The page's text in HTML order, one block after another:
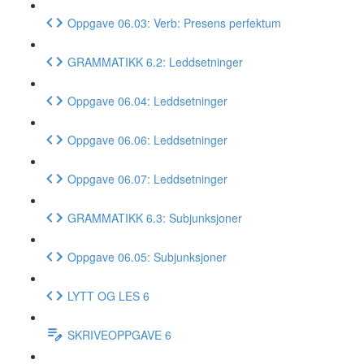
Oppgave 06.03: Verb: Presens perfektum
GRAMMATIKK 6.2: Leddsetninger
Oppgave 06.04: Leddsetninger
Oppgave 06.06: Leddsetninger
Oppgave 06.07: Leddsetninger
GRAMMATIKK 6.3: Subjunksjoner
Oppgave 06.05: Subjunksjoner
LYTT OG LES 6
SKRIVEOPPGAVE 6